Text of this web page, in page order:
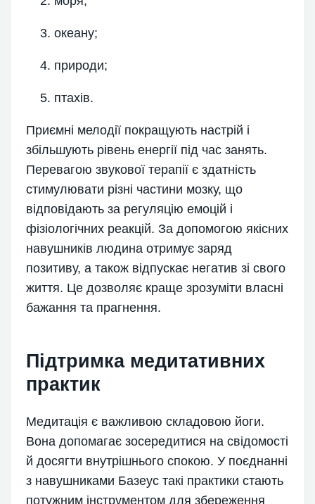
океану;
природи;
птахів.
Приємні мелодії покращують настрій і
збільшують рівень енергії під час занять.
Перевагою звукової терапії є здатність
стимулювати різні частини мозку, що
відповідають за регуляцію емоцій і
фізіологічних реакцій. За допомогою якісних
навушників людина отримує заряд
позитиву, а також відпускає негатив зі свого
життя. Це дозволяє краще зрозуміти власні
бажання та прагнення.
Підтримка медитативних
практик
Медитація є важливою складовою йоги.
Вона допомагає зосередитися на свідомості
й досягти внутрішнього спокою. У поєднанні
з навушниками Базеус такі практики стають
потужним інструментом для збереження